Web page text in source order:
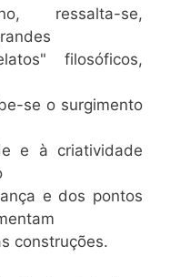
ressalta-se,
filosóficos,
se o surgimento
e à criatividade
e dos pontos
construções.